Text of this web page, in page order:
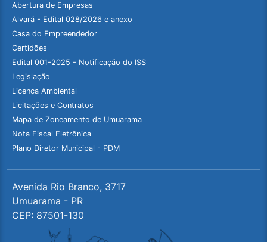
Abertura de Empresas
Alvará - Edital 028/2026 e anexo
Casa do Empreendedor
Certidões
Edital 001-2025 - Notificação do ISS
Legislação
Licença Ambiental
Licitações e Contratos
Mapa de Zoneamento de Umuarama
Nota Fiscal Eletrônica
Plano Diretor Municipal - PDM
Avenida Rio Branco, 3717
Umuarama - PR
CEP: 87501-130